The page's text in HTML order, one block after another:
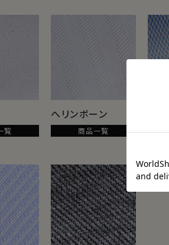
身体のラインを
ありながら、
スタイリッシュ
ない着用感。
ジャケットのイ
た印象を保ち
【2】 ス
動きや
素材特性のスト
動きに柔軟に対
一日を通してス
ます。
ン
いプレ
でも、
コラン
ルビニ
級ニッ
。
覧
ヘリンボーン
商品一覧
ハ